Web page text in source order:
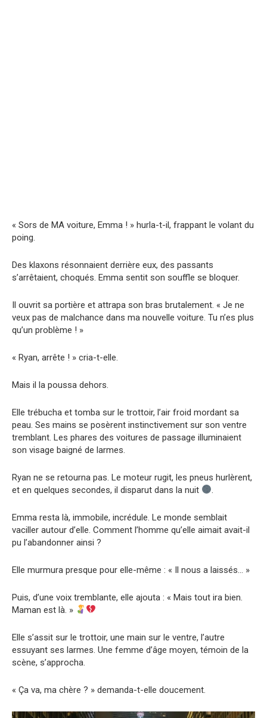
« Sors de MA voiture, Emma ! » hurla-t-il, frappant le volant du
poing.
Des klaxons résonnaient derrière eux, des passants
s’arrêtaient, choqués. Emma sentit son souffle se bloquer.
Il ouvrit sa portière et attrapa son bras brutalement. « Je ne
veux pas de malchance dans ma nouvelle voiture. Tu n’es plus
qu’un problème ! »
« Ryan, arrête ! » cria-t-elle.
Mais il la poussa dehors.
Elle trébucha et tomba sur le trottoir, l’air froid mordant sa
peau. Ses mains se posèrent instinctivement sur son ventre
tremblant. Les phares des voitures de passage illuminaient
son visage baigné de larmes.
Ryan ne se retourna pas. Le moteur rugit, les pneus hurlèrent,
et en quelques secondes, il disparut dans la nuit
.
Emma resta là, immobile, incrédule. Le monde semblait
vaciller autour d’elle. Comment l’homme qu’elle aimait avait-il
pu l’abandonner ainsi ?
Elle murmura presque pour elle-même : « Il nous a laissés… »
Puis, d’une voix tremblante, elle ajouta : « Mais tout ira bien.
Maman est là. »
Elle s’assit sur le trottoir, une main sur le ventre, l’autre
essuyant ses larmes. Une femme d’âge moyen, témoin de la
scène, s’approcha.
« Ça va, ma chère ? » demanda-t-elle doucement.